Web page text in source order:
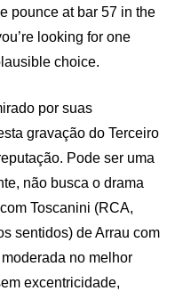
pounce at bar 57 in the
looking for one
choice.
por suas
gravação do Terceiro
Pode ser uma
não busca o drama
Toscanini (RCA,
sentidos) de Arrau com
no melhor
excentricidade,